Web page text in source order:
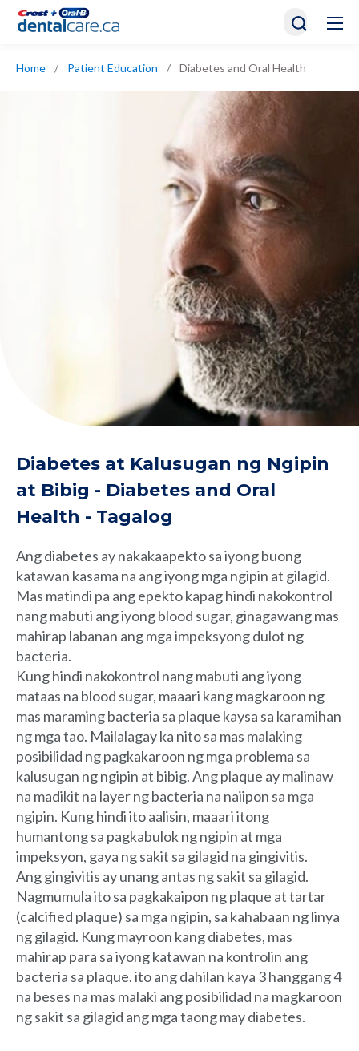
Home / Patient Education / Diabetes and Oral Health
Diabetes at Kalusugan ng Ngipin
at Bibig - Diabetes and Oral
Health - Tagalog
Ang diabetes ay nakakaapekto sa iyong buong
katawan kasama na ang iyong mga ngipin at gilagid.
Mas matindi pa ang epekto kapag hindi nakokontrol
nang mabuti ang iyong blood sugar, ginagawang mas
mahirap labanan ang mga impeksyong dulot ng
bacteria.
Kung hindi nakokontrol nang mabuti ang iyong
mataas na blood sugar, maaari kang magkaroon ng
mas maraming bacteria sa plaque kaysa sa karamihan
ng mga tao. Mailalagay ka nito sa mas malaking
posibilidad ng pagkakaroon ng mga problema sa
kalusugan ng ngipin at bibig. Ang plaque ay malinaw
na madikit na layer ng bacteria na naiipon sa mga
ngipin. Kung hindi ito aalisin, maaari itong
humantong sa pagkabulok ng ngipin at mga
impeksyon, gaya ng sakit sa gilagid na gingivitis.
Ang gingivitis ay unang antas ng sakit sa gilagid.
Nagmumula ito sa pagkakaipon ng plaque at tartar
(calcified plaque) sa mga ngipin, sa kahabaan ng linya
ng gilagid. Kung mayroon kang diabetes, mas
mahirap para sa iyong katawan na kontrolin ang
bacteria sa plaque. ito ang dahilan kaya 3 hanggang 4
na beses na mas malaki ang posibilidad na magkaroon
ng sakit sa gilagid ang mga taong may diabetes.